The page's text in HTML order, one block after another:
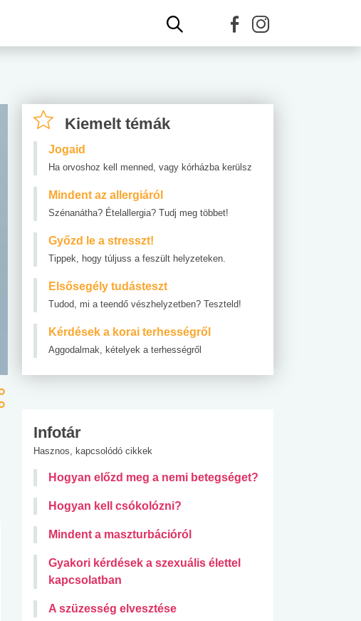
Kiemelt témák
Jogaid
Ha orvoshoz kell menned, vagy kórházba kerülsz
Mindent az allergiáról
Szénanátha? Ételallergia? Tudj meg többet!
Győzd le a stresszt!
Tippek, hogy túljuss a feszült helyzeteken.
Elsősegély tudásteszt
Tudod, mi a teendő vészhelyzetben? Teszteld!
Kérdések a korai terhességről
Aggodalmak, kételyek a terhességről
Infotár
Hasznos, kapcsolódó cikkek
Hogyan előzd meg a nemi betegséget?
Hogyan kell csókolózni?
Mindent a maszturbációról
Gyakori kérdések a szexuális élettel
kapcsolatban
A szüzesség elvesztése